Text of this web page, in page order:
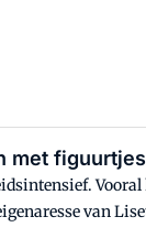
met
van